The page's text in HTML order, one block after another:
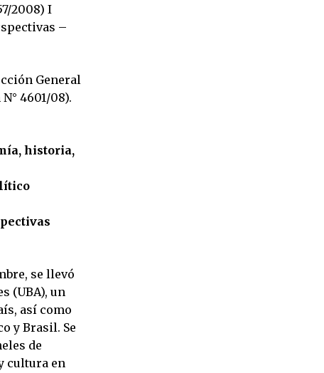
2008) I
–
General
4601/08).
historia,
se llevó
(UBA), un
así como
y Brasil. Se
de
cultura en